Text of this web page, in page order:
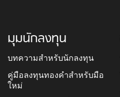
มุมนักลงทุน
บทความสำหรับนักลงทุน
คู่มือลงทุนทองคำสำหรับมือ
ใหม่